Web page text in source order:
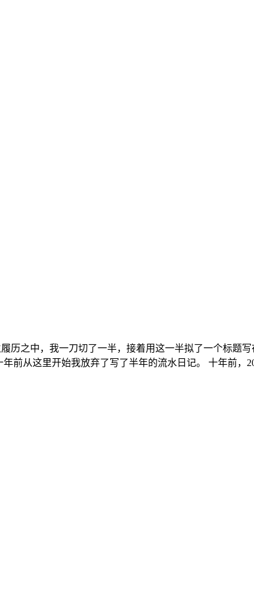
历之中，我一刀切了一半，接着用这一半拟了一个标题
前从这里开始我放弃了写了半年的流水日记。 十年前，